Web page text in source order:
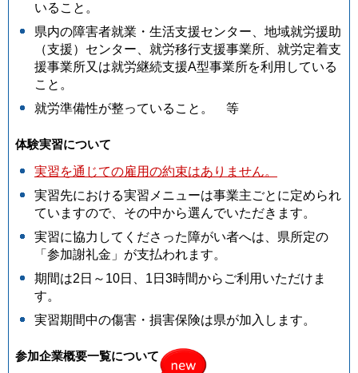
いること。
県内の障害者就業・生活支援センター、地域就労援助
（支援）センター、就労移行支援事業所、就労定着支
援事業所又は就労継続支援A型事業所を利用している
こと。
就労準備性が整っていること。 等
体験実習について
実習を通じての雇用の約束はありません。
実習先における実習メニューは事業主ごとに定められ
ていますので、その中から選んでいただきます。
実習に協力してくださった障がい者へは、県所定の
「参加謝礼金」が支払われます。
期間は2日～10日、1日3時間からご利用いただけま
す。
実習期間中の傷害・損害保険は県が加入します。
参加企業概要一覧について